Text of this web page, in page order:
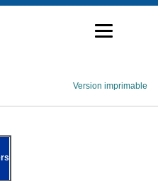
Version imprimable